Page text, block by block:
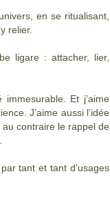
en se ritualisant,
relier.
ligare : attacher, lier,
Et j’aime
J’aime aussi l’idée
contraire le rappel de
tant et tant d’usages